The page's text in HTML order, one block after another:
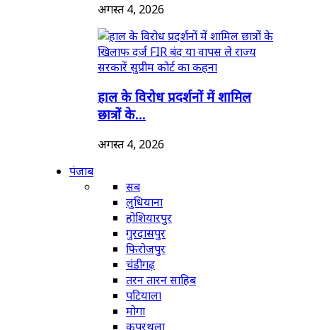
अगस्त 4, 2026
हाल के विरोध प्रदर्शनों में शामिल
छात्रों के...
अगस्त 4, 2026
पंजाब
सब
लुधियाना
होशियारपुर
गुरदासपुर
फिरोजपुर
चंडीगढ़
तरन तारन साहिब
पटियाला
मोगा
कपूरथला